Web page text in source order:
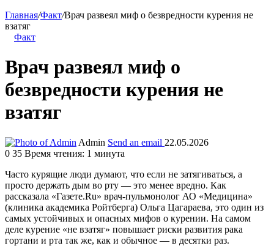
Главная/Факт/Врач развеял миф о безвредности курения не
взатяг
Факт
Врач развеял миф о
безвредности курения не
взатяг
Admin Send an email 22.05.2026
0 35 Время чтения: 1 минута
Часто курящие люди думают, что если не затягиваться, а
просто держать дым во рту — это менее вредно. Как
рассказала «Газете.Ru» врач-пульмонолог АО «Медицина»
(клиника академика Ройтберга) Ольга Цагараева, это один из
самых устойчивых и опасных мифов о курении. На самом
деле курение «не взатяг» повышает риски развития рака
гортани и рта так же, как и обычное — в десятки раз.